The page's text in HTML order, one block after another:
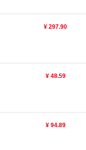
¥ 297.90
¥ 48.59
¥ 94.89